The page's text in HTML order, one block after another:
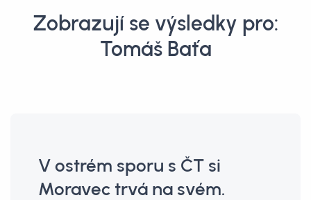
Zobrazují se výsledky pro:
Tomáš Baťa
V ostrém sporu s ČT si
Moravec trvá na svém.